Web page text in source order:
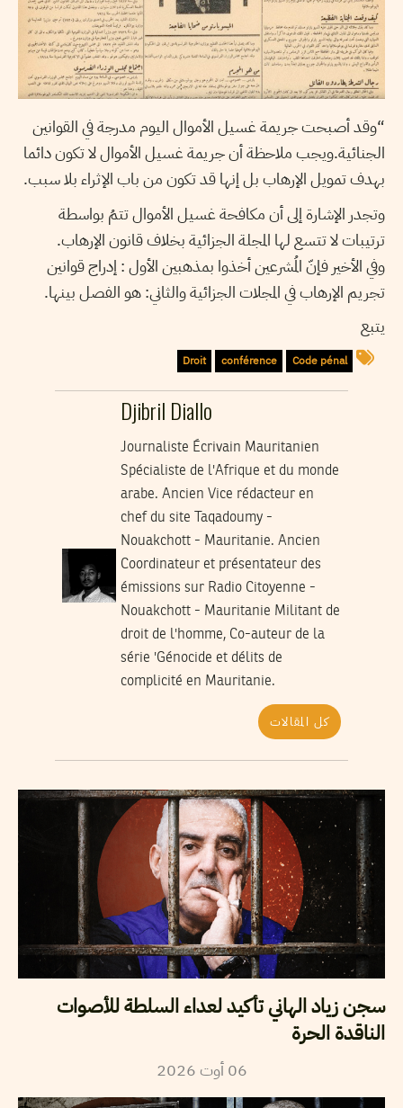
“وقد أصبحت جريمة غسيل الأموال اليوم مدرجة في القوانين
الجنائية.ويجب ملاحظة أن جريمة غسيل الأموال لا تكون دائما
بهدف تمويل الإرهاب بل إنها قد تكون من باب الإثراء بلا سبب.
وتجدر الإشارة إلى أن مكافحة غسيل الأموال تتمُ بواسطة
ترتيبات لا تتسع لها المجلة الجزائية بخلاف قانون الإرهاب.
وفي الأخير فإنّ المُشرعين أخذوا بمذهبين الأول : إدراج قوانين
تجريم الإرهاب في المجلات الجزائية والثاني: هو الفصل بينها.
يتبع
Code pénal
conférence
Droit
Djibril Diallo
Journaliste Écrivain Mauritanien
Spécialiste de l'Afrique et du monde
arabe. Ancien Vice rédacteur en
chef du site Taqadoumy -
Nouakchott - Mauritanie. Ancien
Coordinateur et présentateur des
émissions sur Radio Citoyenne -
Nouakchott - Mauritanie Militant de
droit de l'homme, Co-auteur de la
série 'Génocide et délits de
complicité en Mauritanie.
كل المقالات
سجن زياد الهاني تأكيد لعداء السلطة للأصوات
الناقدة الحرة
06 أوت2026